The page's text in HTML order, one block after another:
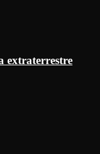
extraterrestre